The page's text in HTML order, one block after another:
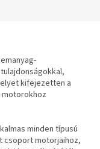
kifejezetten a
minden típusú
csoport motorjaihoz,